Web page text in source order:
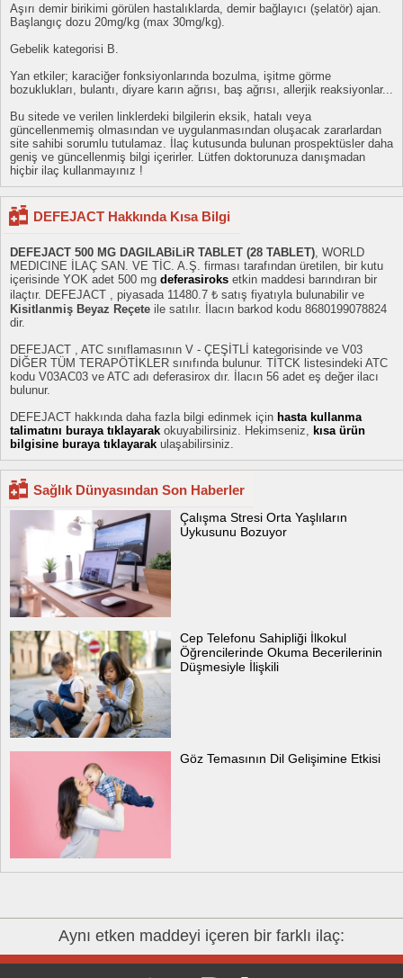
Aşırı demir birikimi görülen hastalıklarda, demir bağlayıcı (şelatör) ajan.
Başlangıç dozu 20mg/kg (max 30mg/kg).
Gebelik kategorisi B.
Yan etkiler; karaciğer fonksiyonlarında bozulma, işitme görme
bozuklukları, bulantı, diyare karın ağrısı, baş ağrısı, allerjik reaksiyonlar...
Bu sitede ve verilen linklerdeki bilgilerin eksik, hatalı veya
güncellenmemiş olmasından ve uygulanmasından oluşacak zararlardan
site sahibi sorumlu tutulamaz. İlaç kutusunda bulunan prospektüsler daha
geniş ve güncellenmiş bilgi içerirler. Lütfen doktorunuza danışmadan
hiçbir ilaç kullanmayınız !
DEFEJACT Hakkında Kısa Bilgi
DEFEJACT 500 MG DAGILABiLiR TABLET (28 TABLET) , WORLD
MEDICINE İLAÇ SAN. VE TİC. A.Ş. firması tarafından üretilen, bir kutu
içerisinde YOK adet 500 mg deferasiroks etkin maddesi barındıran bir
ilaçtır. DEFEJACT , piyasada 11480.7 ₺ satış fiyatıyla bulunabilir ve
Kisitlanmiş Beyaz Reçete ile satılır. İlacın barkod kodu 8680199078824
dir.
DEFEJACT , ATC sınıflamasının V - ÇEŞİTLİ kategorisinde ve V03
DİĞER TÜM TERAPÖTİKLER sınıfında bulunur. TİTCK listesindeki ATC
kodu V03AC03 ve ATC adı deferasirox dır. İlacın 56 adet eş değer ilacı
bulunur.
DEFEJACT hakkında daha fazla bilgi edinmek için hasta kullanma
talimatını buraya tıklayarak okuyabilirsiniz. Hekimseniz,
kısa ürün
bilgisine buraya tıklayarak ulaşabilirsiniz.
Sağlık Dünyasından Son Haberler
Çalışma Stresi Orta Yaşlıların
Uykusunu Bozuyor
Cep Telefonu Sahipliği İlkokul
Öğrencilerinde Okuma Becerilerinin
Düşmesiyle İlişkili
Göz Temasının Dil Gelişimine Etkisi
Aynı etken maddeyi içeren bir farklı ilaç: